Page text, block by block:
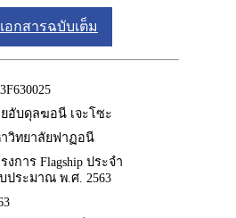
อกสารฉบับเต็ม
อับดุลฆอนี เจะโซะ
วิทยาลัยฟาฏอนี
งการ Flagship ประจำ
ประมาณ พ.ศ. 2563